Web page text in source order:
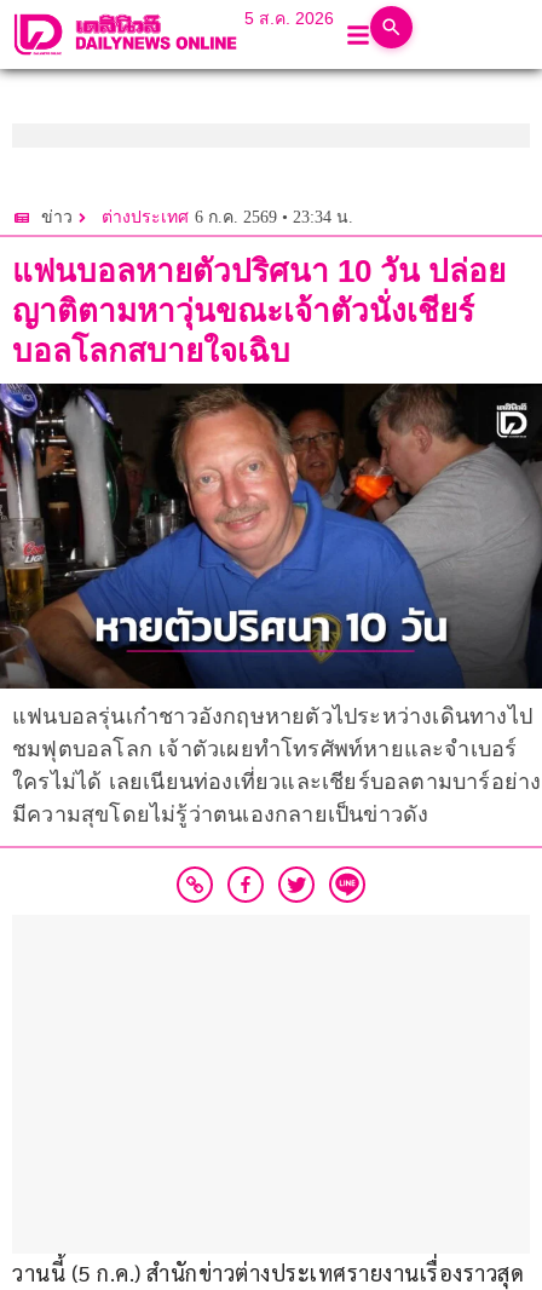
5 ส.ค. 2026
ข่าว ต่างประเทศ 6 ก.ค. 2569 • 23:34 น.
แฟนบอลหายตัวปริศนา 10 วัน ปล่อย
ญาติตามหาวุ่นขณะเจ้าตัวนั่งเชียร์
บอลโลกสบายใจเฉิบ
แฟนบอลรุ่นเก๋าชาวอังกฤษหายตัวไประหว่างเดินทางไป
ชมฟุตบอลโลก เจ้าตัวเผยทำโทรศัพท์หายและจำเบอร์
ใครไม่ได้ เลยเนียนท่องเที่ยวและเชียร์บอลตามบาร์อย่าง
มีความสุขโดยไม่รู้ว่าตนเองกลายเป็นข่าวดัง
วานนี้ (5 ก.ค.) สำนักข่าวต่างประเทศรายงานเรื่องราวสุด